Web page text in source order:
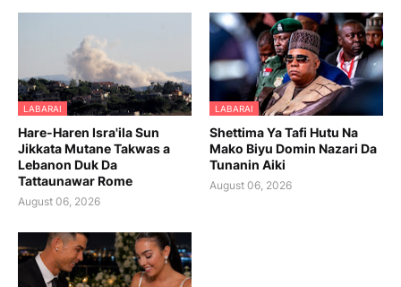
LABARAI
Hare-Haren Isra'ila Sun
Jikkata Mutane Takwas a
Lebanon Duk Da
Tattaunawar Rome
August 06, 2026
LABARAI
Shettima Ya Tafi Hutu Na
Mako Biyu Domin Nazari Da
Tunanin Aiki
August 06, 2026